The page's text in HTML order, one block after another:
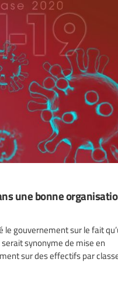
une bonne
le gouvernement sur le fait
synonyme de mise en
sur des effectifs par